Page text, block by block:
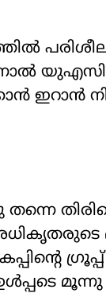
ഇറാൻ
തന്നെ